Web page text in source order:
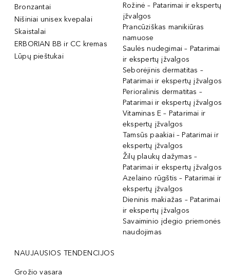
Bronzantai
Nišiniai unisex kvepalai
Skaistalai
ERBORIAN BB ir CC kremas
Lūpų pieštukai
Rožinė – Patarimai ir ekspertų
įžvalgos
Prancūziškas manikiūras
namuose
Saulės nudegimai – Patarimai
ir ekspertų įžvalgos
Seborėjinis dermatitas –
Patarimai ir ekspertų įžvalgos
Perioralinis dermatitas –
Patarimai ir ekspertų įžvalgos
Vitaminas E – Patarimai ir
ekspertų įžvalgos
Tamsūs paakiai – Patarimai ir
ekspertų įžvalgos
Žilų plaukų dažymas –
Patarimai ir ekspertų įžvalgos
Azelaino rūgštis – Patarimai ir
ekspertų įžvalgos
Dieninis makiažas – Patarimai
ir ekspertų įžvalgos
Savaiminio įdegio priemonės
naudojimas
NAUJAUSIOS TENDENCIJOS
Grožio vasara